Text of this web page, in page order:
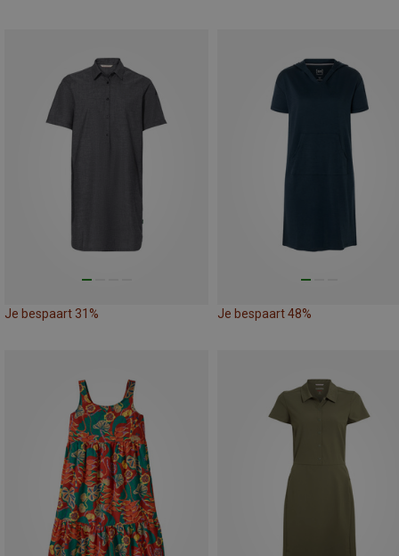
Je bespaart 31% Je bespaart 48%